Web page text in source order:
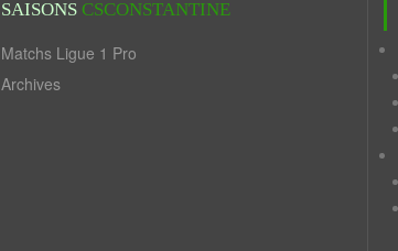
SAISONS CSCONSTANTINE
Matchs Ligue 1 Pro
Archives